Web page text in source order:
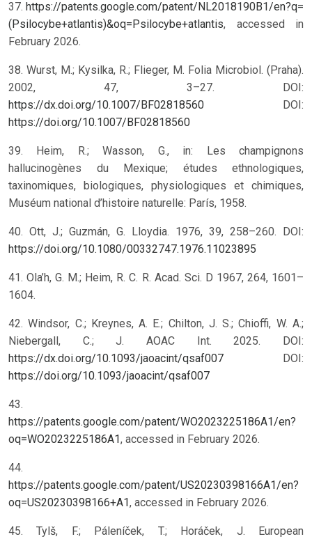
37. https://patents.google.com/patent/NL2018190B1/en?q=
(Psilocybe+atlantis)&oq=Psilocybe+atlantis, accessed in
February 2026.
38. Wurst, M.; Kysilka, R.; Flieger, M. Folia Microbiol. (Praha).
2002, 47, 3–27. DOI:
https://dx.doi.org/10.1007/BF02818560
DOI:
https://doi.org/10.1007/BF02818560
39. Heim, R.; Wasson, G., in: Les champignons
hallucinogènes du Mexique; études ethnologiques,
taxinomiques, biologiques, physiologiques et chimiques,
Muséum national d’histoire naturelle: París, 1958.
40. Ott, J.; Guzmán, G. Lloydia. 1976, 39, 258–260. DOI:
https://doi.org/10.1080/00332747.1976.11023895
41. Ola’h, G. M.; Heim, R. C. R. Acad. Sci. D 1967, 264, 1601–
1604.
42. Windsor, C.; Kreynes, A. E.; Chilton, J. S.; Chioffi, W. A.;
Niebergall, C.; J. AOAC Int. 2025. DOI:
https://dx.doi.org/10.1093/jaoacint/qsaf007
DOI:
https://doi.org/10.1093/jaoacint/qsaf007
43.
https://patents.google.com/patent/WO2023225186A1/en?
oq=WO2023225186A1, accessed in February 2026.
44.
https://patents.google.com/patent/US20230398166A1/en?
oq=US20230398166+A1, accessed in February 2026.
45. Tylš, F.; Páleníček, T.; Horáček, J. European